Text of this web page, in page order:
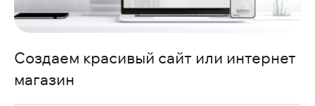
Создаем красивый сайт или интернет
магазин